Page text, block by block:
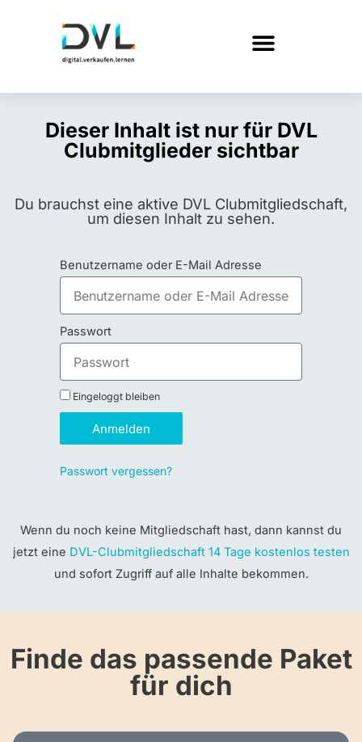
Dieser Inhalt ist nur für DVL
Clubmitglieder sichtbar
Du brauchst eine aktive DVL Clubmitgliedschaft,
um diesen Inhalt zu sehen.
Benutzername oder E-Mail Adresse
Passwort
Eingeloggt bleiben
Anmelden
Passwort vergessen?
Wenn du noch keine Mitgliedschaft hast, dann kannst du
jetzt eine DVL-Clubmitgliedschaft 14 Tage kostenlos testen
und sofort Zugriff auf alle Inhalte bekommen.
Finde das passende Paket
für dich